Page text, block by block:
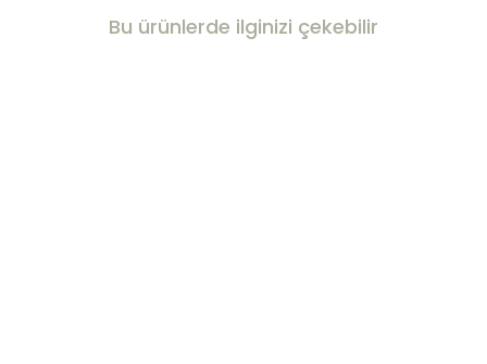
Bu ürünlerde ilginizi çekebilir